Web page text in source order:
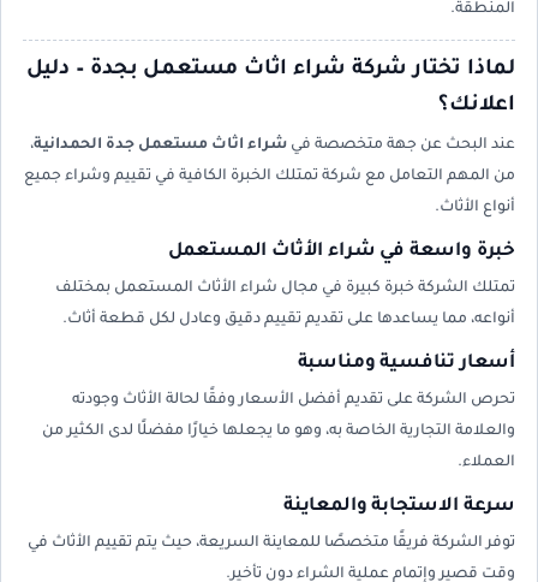
المنطقة.
لماذا تختار شركة شراء اثاث مستعمل بجدة – دليل
اعلانك؟
عند البحث عن جهة متخصصة في شراء اثاث مستعمل جدة الحمدانية،
من المهم التعامل مع شركة تمتلك الخبرة الكافية في تقييم وشراء جميع
أنواع الأثاث.
خبرة واسعة في شراء الأثاث المستعمل
تمتلك الشركة خبرة كبيرة في مجال شراء الأثاث المستعمل بمختلف
أنواعه، مما يساعدها على تقديم تقييم دقيق وعادل لكل قطعة أثاث.
أسعار تنافسية ومناسبة
تحرص الشركة على تقديم أفضل الأسعار وفقًا لحالة الأثاث وجودته
والعلامة التجارية الخاصة به، وهو ما يجعلها خيارًا مفضلًا لدى الكثير من
العملاء.
سرعة الاستجابة والمعاينة
توفر الشركة فريقًا متخصصًا للمعاينة السريعة، حيث يتم تقييم الأثاث في
وقت قصير وإتمام عملية الشراء دون تأخير.